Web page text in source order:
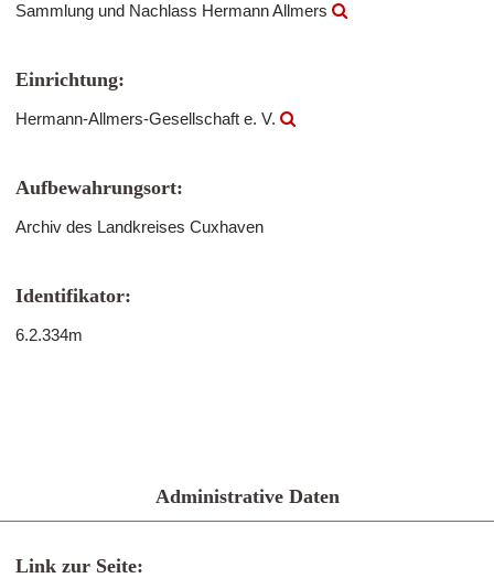
Sammlung und Nachlass Hermann Allmers
Einrichtung:
Hermann-Allmers-Gesellschaft e. V.
Aufbewahrungsort:
Archiv des Landkreises Cuxhaven
Identifikator:
6.2.334m
Administrative Daten
Link zur Seite: